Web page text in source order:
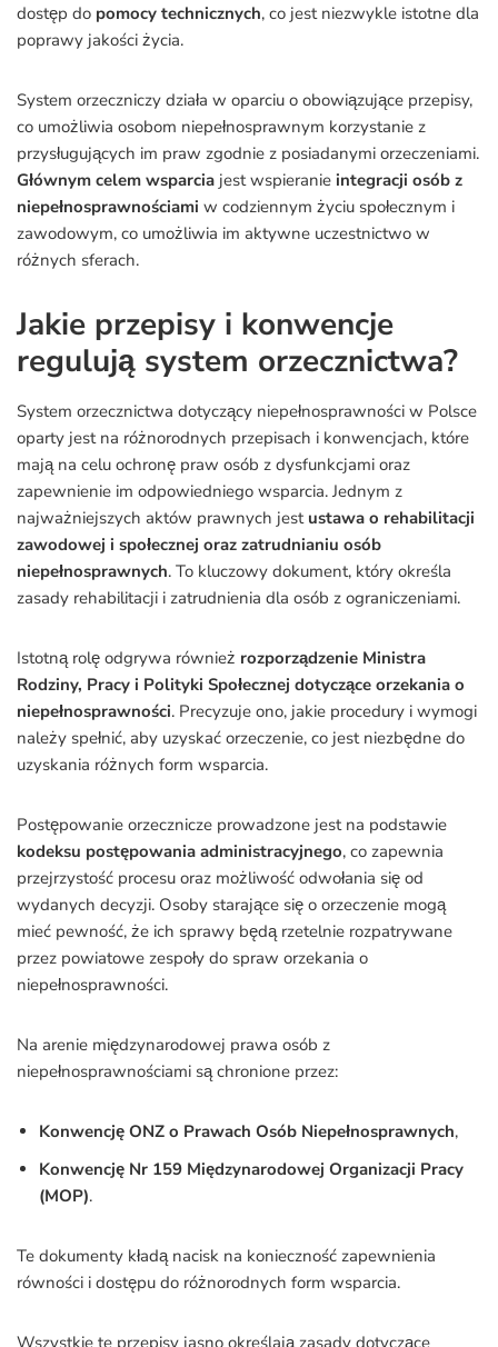
dostęp do pomocy technicznych, co jest niezwykle istotne dla
poprawy jakości życia.
System orzeczniczy działa w oparciu o obowiązujące przepisy,
co umożliwia osobom niepełnosprawnym korzystanie z
przysługujących im praw zgodnie z posiadanymi orzeczeniami.
Głównym celem wsparcia jest wspieranie integracji osób z
niepełnosprawnościami w codziennym życiu społecznym i
zawodowym, co umożliwia im aktywne uczestnictwo w
różnych sferach.
Jakie przepisy i konwencje
regulują system orzecznictwa?
System orzecznictwa dotyczący niepełnosprawności w Polsce
oparty jest na różnorodnych przepisach i konwencjach, które
mają na celu ochronę praw osób z dysfunkcjami oraz
zapewnienie im odpowiedniego wsparcia. Jednym z
najważniejszych aktów prawnych jest ustawa o rehabilitacji
zawodowej i społecznej oraz zatrudnianiu osób
niepełnosprawnych. To kluczowy dokument, który określa
zasady rehabilitacji i zatrudnienia dla osób z ograniczeniami.
Istotną rolę odgrywa również rozporządzenie Ministra
Rodziny, Pracy i Polityki Społecznej dotyczące orzekania o
niepełnosprawności. Precyzuje ono, jakie procedury i wymogi
należy spełnić, aby uzyskać orzeczenie, co jest niezbędne do
uzyskania różnych form wsparcia.
Postępowanie orzecznicze prowadzone jest na podstawie
kodeksu postępowania administracyjnego, co zapewnia
przejrzystość procesu oraz możliwość odwołania się od
wydanych decyzji. Osoby starające się o orzeczenie mogą
mieć pewność, że ich sprawy będą rzetelnie rozpatrywane
przez powiatowe zespoły do spraw orzekania o
niepełnosprawności.
Na arenie międzynarodowej prawa osób z
niepełnosprawnościami są chronione przez:
Konwencję ONZ o Prawach Osób Niepełnosprawnych,
Konwencję Nr 159 Międzynarodowej Organizacji Pracy
(MOP).
Te dokumenty kładą nacisk na konieczność zapewnienia
równości i dostępu do różnorodnych form wsparcia.